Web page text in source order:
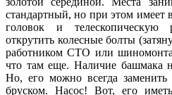
стандартный, но при этом имеет
головок и телескопическую
открутить колесные болты
работником СТО или
что там еще. Наличие башмака
Но, его можно всегда
бруском. Насос! Вот, его